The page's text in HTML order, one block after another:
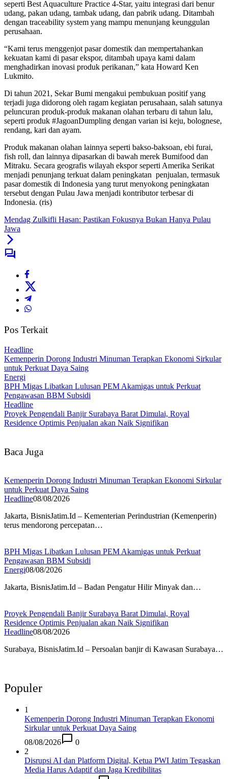
seperti Best Aquaculture Practice 4-Star, yaitu integrasi dari benur
udang, pakan udang, tambak udang, dan pabrik udang. Ditambah
dengan traceability system yang mampu menunjang keunggulan
perusahaan.
“Kami terus menggenjot pasar domestik dan mempertahankan
kekuatan kami di pasar ekspor, ditambah upaya kami dalam
menghadirkan inovasi produk perikanan,” kata Howard Ken
Lukmito.
Di tahun 2021, Sekar Bumi mengakui pembukuan positif yang
terjadi juga didorong oleh ragam kegiatan perusahaan, salah satunya
peluncuran produk-produk makanan olahan terbaru di tahun lalu,
seperti produk #JagoanDumpling dengan varian isi keju, bolognese,
rendang, kari dan ayam.
Produk makanan olahan lainnya seperti bakso-baksoan, ebi furai,
fish roll, dan lainnya dipasarkan di bawah merek Bumifood dan
Mitraku. Secara geografis wilayah ekspor seperti Amerika Serikat
menjadi penunjang terkuat dalam peningkatan penjualan, termasuk
pasar domestik di Indonesia yang turut menyokong peningkatan
tersebut dengan Pulau Jawa menjadi kontributor terbesar di
Indonesia. (ris)
Mendag Zulkifli Hasan: Pastikan Fokusnya Bukan Hanya Pulau
Jawa
Pos Terkait
Headline
Kemenperin Dorong Industri Minuman Terapkan Ekonomi Sirkular
untuk Perkuat Daya Saing
Energi
BPH Migas Libatkan Lulusan PEM Akamigas untuk Perkuat
Pengawasan BBM Subsidi
Headline
Proyek Pengendali Banjir Surabaya Barat Dimulai, Royal
Residence Optimis Penjualan akan Naik Signifikan
Baca Juga
Kemenperin Dorong Industri Minuman Terapkan Ekonomi Sirkular
untuk Perkuat Daya Saing
Headline08/08/2026
Jakarta, BisnisJatim.Id – Kementerian Perindustrian (Kemenperin)
terus mendorong percepatan…
BPH Migas Libatkan Lulusan PEM Akamigas untuk Perkuat
Pengawasan BBM Subsidi
Energi08/08/2026
Jakarta, BisnisJatim.Id – Badan Pengatur Hilir Minyak dan…
Proyek Pengendali Banjir Surabaya Barat Dimulai, Royal
Residence Optimis Penjualan akan Naik Signifikan
Headline08/08/2026
Surabaya, BisnisJatim.Id – Persoalan banjir di Kawasan Surabaya…
Populer
1
Kemenperin Dorong Industri Minuman Terapkan Ekonomi
Sirkular untuk Perkuat Daya Saing
08/08/2026
0
2
Disrupsi AI dan Platform Digital, Ketua PWI Jatim Tegaskan
Media Harus Adaptif dan Jaga Kredibilitas